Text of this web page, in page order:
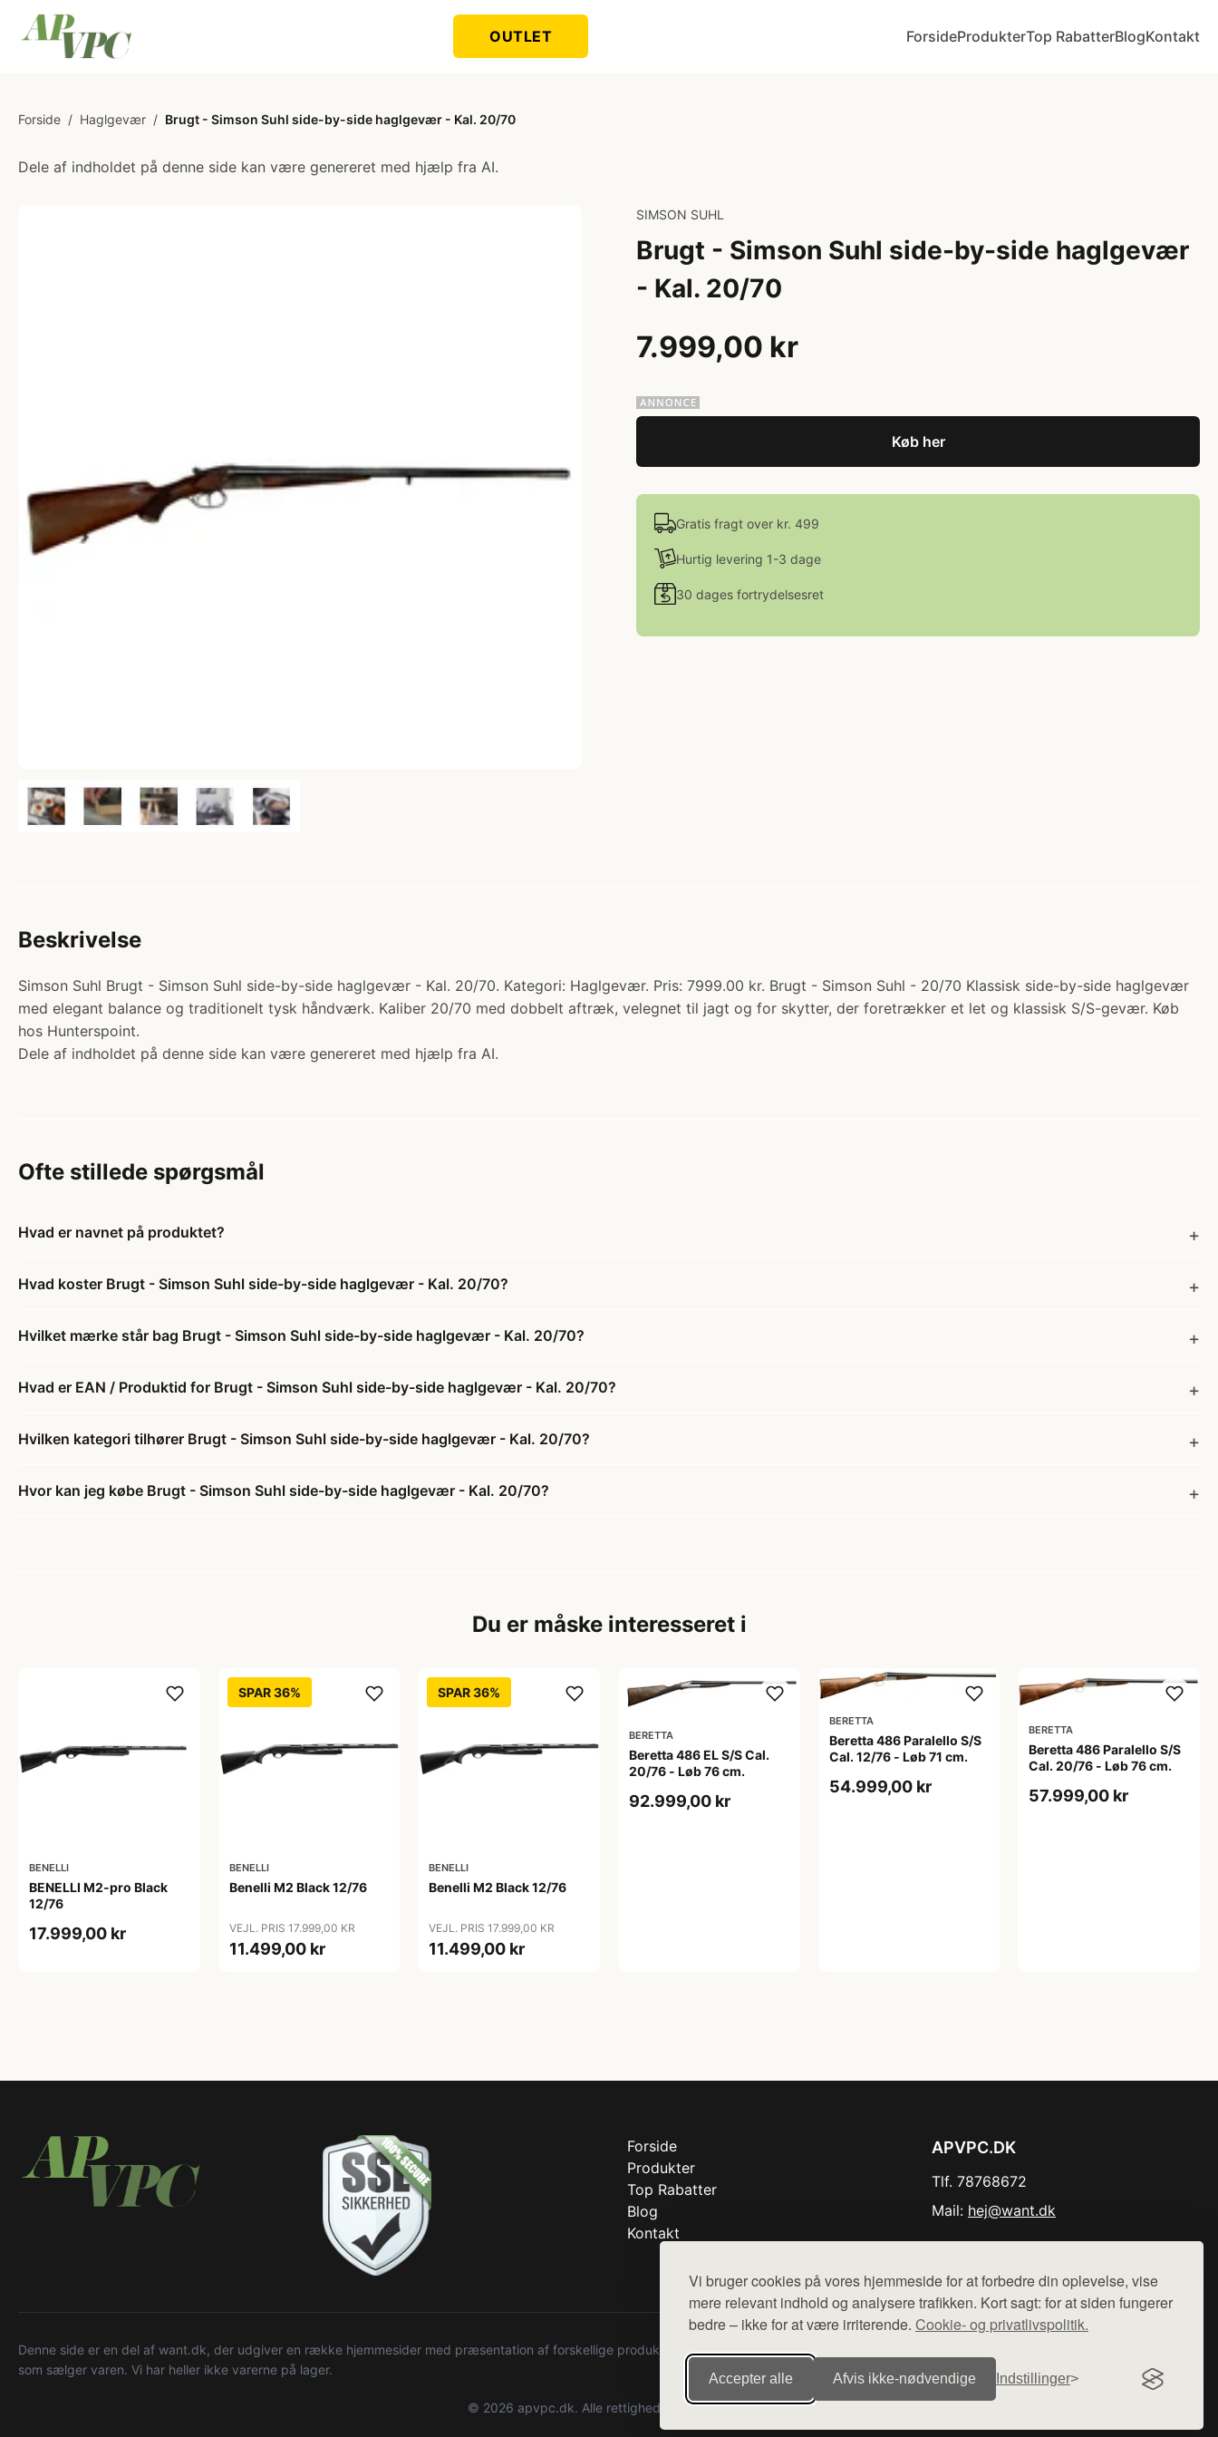
Vi bruger cookies på vores hjemmeside for at forbedre din oplevelse, vise
mere relevant indhold og analysere trafikken. Kort sagt: for at siden fungerer
bedre – ikke for at være irriterende. Cookie- og privatlivspolitik.
Accepter alle Afvis ikke‑nødvendige Indstillinger
OUTLET ForsideProdukterTop RabatterBlogKontakt
Forside / Haglgevær / Brugt - Simson Suhl side-by-side haglgevær - Kal. 20/70
Dele af indholdet på denne side kan være genereret med hjælp fra AI.
SIMSON SUHL
Brugt - Simson Suhl side-by-side haglgevær
- Kal. 20/70
7.999,00 kr
Køb her
Gratis fragt over kr. 499
Hurtig levering 1-3 dage
30 dages fortrydelsesret
Beskrivelse
Simson Suhl Brugt - Simson Suhl side-by-side haglgevær - Kal. 20/70. Kategori: Haglgevær. Pris: 7999.00 kr. Brugt - Simson Suhl - 20/70 Klassisk side-by-side haglgevær
med elegant balance og traditionelt tysk håndværk. Kaliber 20/70 med dobbelt aftræk, velegnet til jagt og for skytter, der foretrækker et let og klassisk S/S-gevær. Køb
hos Hunterspoint.
Dele af indholdet på denne side kan være genereret med hjælp fra AI.
Ofte stillede spørgsmål
Hvad er navnet på produktet?
Hvad koster Brugt - Simson Suhl side-by-side haglgevær - Kal. 20/70?
Hvilket mærke står bag Brugt - Simson Suhl side-by-side haglgevær - Kal. 20/70?
Hvad er EAN / Produktid for Brugt - Simson Suhl side-by-side haglgevær - Kal. 20/70?
Hvilken kategori tilhører Brugt - Simson Suhl side-by-side haglgevær - Kal. 20/70?
Hvor kan jeg købe Brugt - Simson Suhl side-by-side haglgevær - Kal. 20/70?
Du er måske interesseret i
BENELLI
BENELLI M2-pro Black
12/76
17.999,00 kr
SPAR 36%
BENELLI
Benelli M2 Black 12/76
VEJL. PRIS 17.999,00 KR
11.499,00 kr
SPAR 36%
BENELLI
Benelli M2 Black 12/76
VEJL. PRIS 17.999,00 KR
11.499,00 kr
BERETTA
Beretta 486 EL S/S Cal.
20/76 - Løb 76 cm.
92.999,00 kr
BERETTA
Beretta 486 Paralello S/S
Cal. 12/76 - Løb 71 cm.
54.999,00 kr
BERETTA
Beretta 486 Paralello S/S
Cal. 20/76 - Løb 76 cm.
57.999,00 kr
Forside
Produkter
Top Rabatter
Blog
Kontakt
APVPC.DK
Tlf. 78768672
Mail: hej@want.dk
Denne side er en del af want.dk, der udgiver en række hjemmesider med præsentation af forskellige produkter fra diverse webshops. Der sælges ikke varer fra denne side - vi henviser til de shops,
som sælger varen. Vi har heller ikke varerne på lager.
© 2026 apvpc.dk. Alle rettigheder forbeholdes.